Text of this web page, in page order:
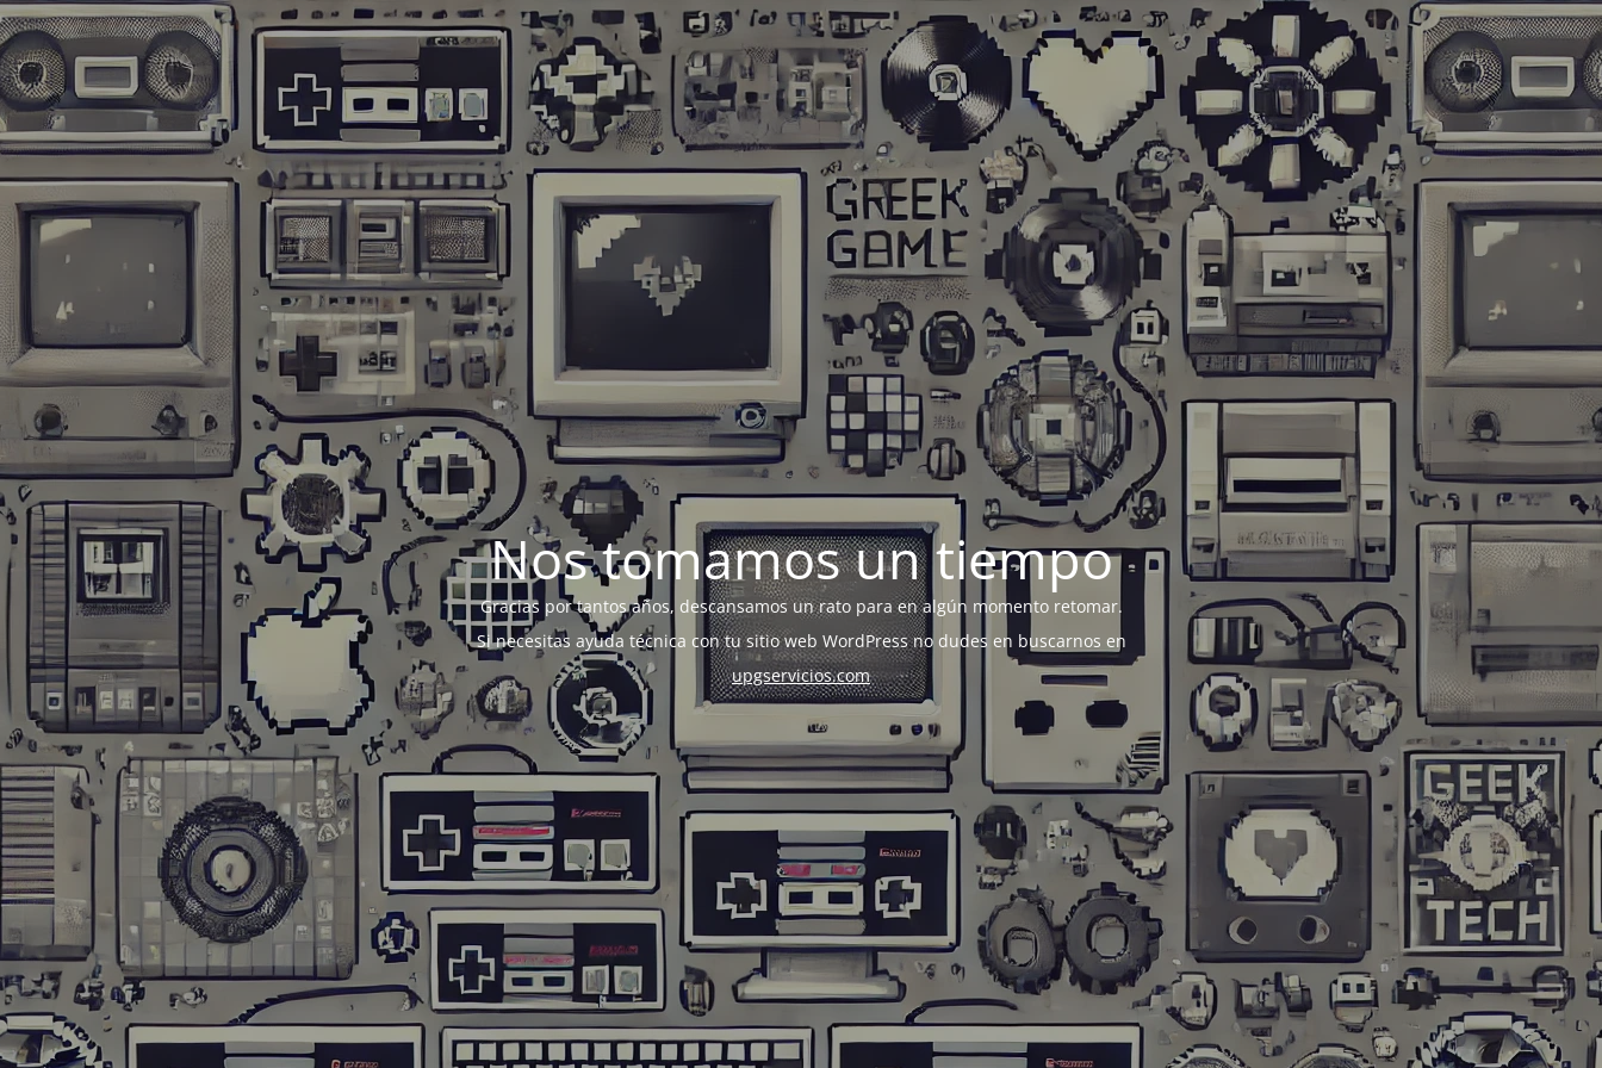
Nos tomamos un tiempo
Gracias por tantos años, descansamos un rato para en algún momento retomar.
Si necesitas ayuda técnica con tu sitio web WordPress no dudes en buscarnos en
upgservicios.com